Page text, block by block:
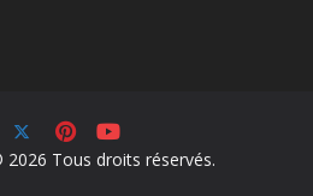
Tous droits réservés.